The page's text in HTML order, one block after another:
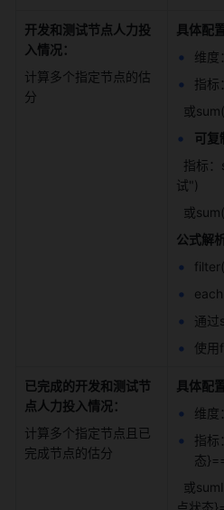
开发和测试节点人力投
入情况：
计算多个指定节点的估
分
具体配置
维度
指
或
可复
试")
或
公式解析
通过
使用
已完成的开发和测试节
点人力投入情况：
计算多个指定节点且已
完成节点的估分
具体配置
维度
指标
态
点状态